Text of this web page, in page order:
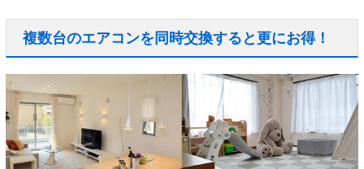
複数台のエアコンを同時交換すると更にお得！